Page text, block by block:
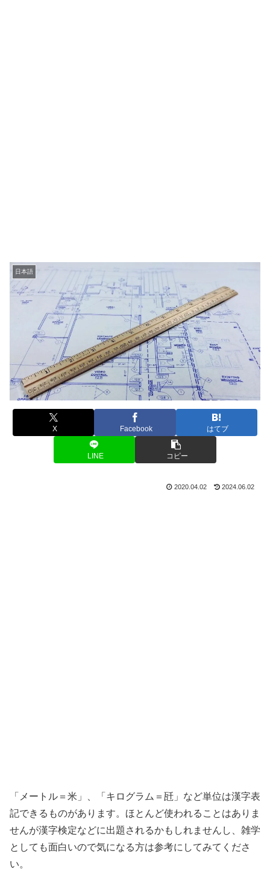
日本語
X Facebook はてブ
LINE コピー
2020.04.02 2024.06.02
「メートル＝米」、「キログラム＝瓩」など単位は漢字表
記できるものがあります。ほとんど使われることはありま
せんが漢字検定などに出題されるかもしれませんし、雑学
としても面白いので気になる方は参考にしてみてくださ
い。